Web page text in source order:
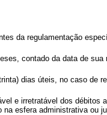
da regulamentação
contado da data de
dias úteis, no caso de
e irretratável dos
esfera administrativa ou